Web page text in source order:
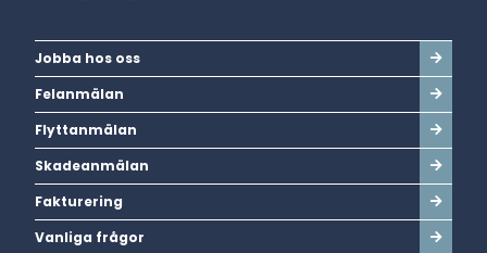
Jobba hos oss
Felanmälan
Flyttanmälan
Skadeanmälan
Fakturering
Vanliga frågor